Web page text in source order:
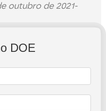
outubro de 2021-
outubro de 2021
DOE